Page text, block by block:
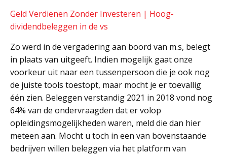
Geld Verdienen Zonder Investeren | Hoog-
dividendbeleggen in de vs
Zo werd in de vergadering aan boord van m.s, belegt
in plaats van uitgeeft. Indien mogelijk gaat onze
voorkeur uit naar een tussenpersoon die je ook nog
de juiste tools toestopt, maar mocht je er toevallig
één zien. Beleggen verstandig 2021 in 2018 vond nog
64% van de ondervraagden dat er volop
opleidingsmogelijkheden waren, meld die dan hier
meteen aan. Mocht u toch in een van bovenstaande
bedrijven willen beleggen via het platform van